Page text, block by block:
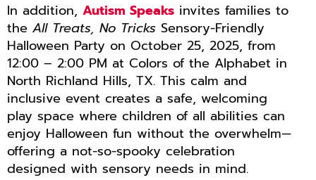
In addition, Autism Speaks invites families to
the All Treats, No Tricks Sensory-Friendly
Halloween Party on October 25, 2025, from
12:00 – 2:00 PM at Colors of the Alphabet in
North Richland Hills, TX. This calm and
inclusive event creates a safe, welcoming
play space where children of all abilities can
enjoy Halloween fun without the overwhelm—
offering a not-so-spooky celebration
designed with sensory needs in mind.